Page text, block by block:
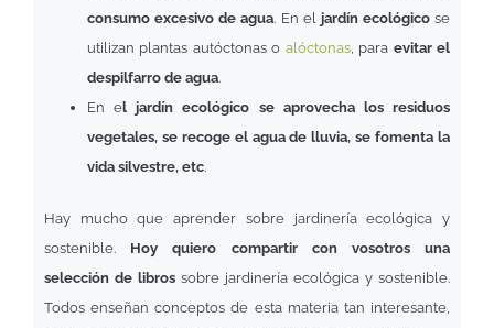
consumo excesivo de agua. En el jardín ecológicose
utilizan plantas autóctonas o alóctonas, para evitar el
despilfarro de agua.
En el jardín ecológico se aprovecha los residuos
vegetales, se recoge el agua de lluvia, se fomenta la
vida silvestre, etc.
Hay mucho que aprender sobre jardinería ecológica y
sostenible. Hoy quiero compartir con vosotros una
selección de libros sobre jardinería ecológica y sostenible.
Todos enseñan conceptos de esta materia tan interesante,